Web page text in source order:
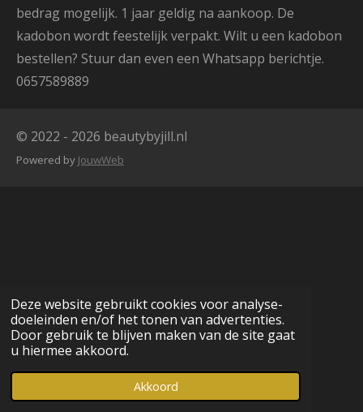
Deze website gebruikt cookies voor analyse-
doeleinden en/of het tonen van advertenties.
Door gebruik te blijven maken van de site gaat
u hiermee akkoord.
Akkoord
bedrag mogelijk. 1 jaar geldig na aankoop. De
kadobon wordt feestelijk verpakt. Wilt u een kadobon
bestellen? Stuur dan even een Whatsapp berichtje.
0657589889
© 2022 - 2026 beautybyjill.nl
Powered by JouwWeb